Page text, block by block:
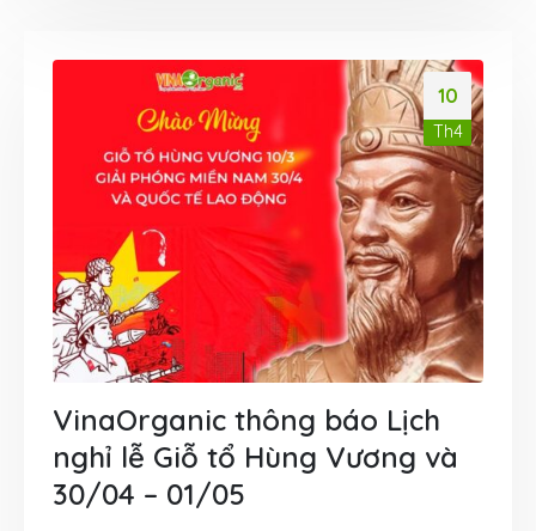
10
Th4
VinaOrganic thông báo Lịch
nghỉ lễ Giỗ tổ Hùng Vương và
30/04 – 01/05